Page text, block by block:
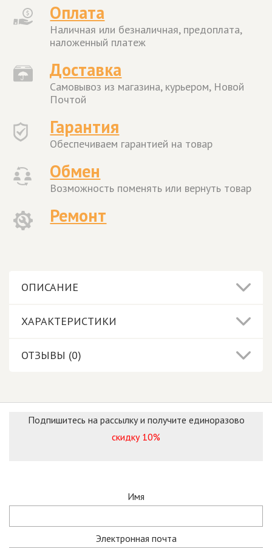
Оплата
Наличная или безналичная, предоплата,
наложенный платеж
Доставка
Самовывоз из магазина, курьером, Новой
Почтой
Гарантия
Обеспечиваем гарантией на товар
Обмен
Возможность поменять или вернуть товар
Ремонт
ОПИСАНИЕ
ХАРАКТЕРИСТИКИ
ОТЗЫВЫ (0)
Подпишитесь на рассылку и получите единоразово
скидку 10%
Имя
Электронная почта